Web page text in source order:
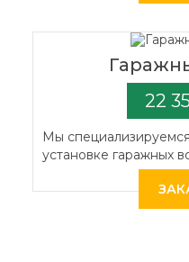
22
Мы
установке гаражных